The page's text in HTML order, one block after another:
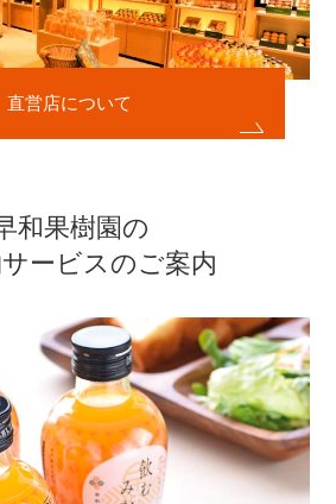
直営店について
和果樹園の
ービスのご案内